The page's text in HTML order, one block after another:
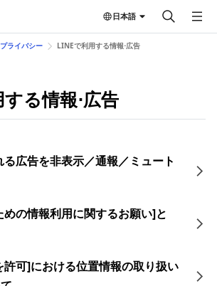
日本語
ライバシー LINEで利用する情報⋅広告
る情報⋅広告
広告を非表示／通報／ミュート
の情報利用に関するお願い]と
可]における位置情報の取り扱い